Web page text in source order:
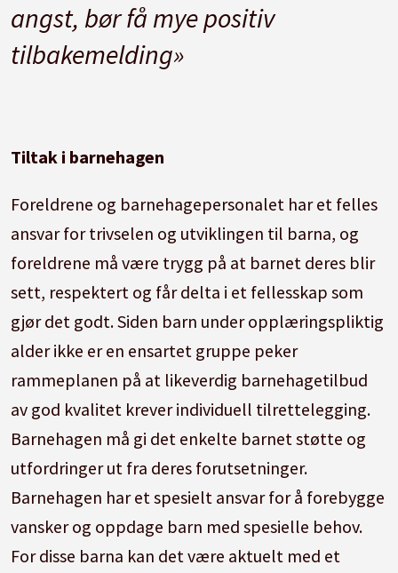
angst, bør få mye positiv
tilbakemelding»
Tiltak i barnehagen
Foreldrene og barnehagepersonalet har et felles
ansvar for trivselen og utviklingen til barna, og
foreldrene må være trygg på at barnet deres blir
sett, respektert og får delta i et fellesskap som
gjør det godt. Siden barn under opplæringspliktig
alder ikke er en ensartet gruppe peker
rammeplanen på at likeverdig barnehagetilbud
av god kvalitet krever individuell tilrettelegging.
Barnehagen må gi det enkelte barnet støtte og
utfordringer ut fra deres forutsetninger.
Barnehagen har et spesielt ansvar for å forebygge
vansker og oppdage barn med spesielle behov.
For disse barna kan det være aktuelt med et